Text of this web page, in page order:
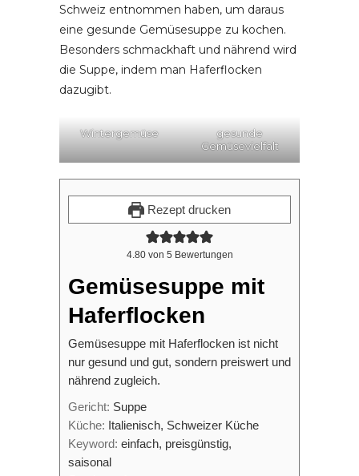
Schweiz entnommen haben, um daraus
eine gesunde Gemüsesuppe zu kochen.
Besonders schmackhaft und nährend wird
die Suppe, indem man Haferflocken
dazugibt.
Wintergemüse
gesunde
Gemüsevielfalt
Rezept drucken
4.80von 5 Bewertungen
Gemüsesuppe mit
Haferflocken
Gemüsesuppe mit Haferflocken ist nicht
nur gesund und gut, sondern preiswert und
nährend zugleich.
Gericht: Suppe
Küche: Italienisch, Schweizer Küche
Keyword: einfach, preisgünstig,
saisonal